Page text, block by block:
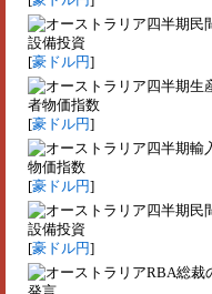
四半期民
設備投資
[豪ドル円]
四半期生
者物価指数
[豪ドル円]
四半期輸
物価指数
[豪ドル円]
四半期民
設備投資
[豪ドル円]
RBA総裁